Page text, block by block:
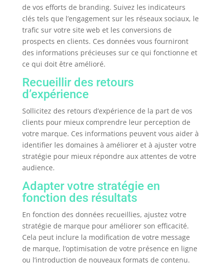
de vos efforts de branding. Suivez les indicateurs
clés tels que l’engagement sur les réseaux sociaux, le
trafic sur votre site web et les conversions de
prospects en clients. Ces données vous fourniront
des informations précieuses sur ce qui fonctionne et
ce qui doit être amélioré.
Recueillir des retours
d’expérience
Sollicitez des retours d’expérience de la part de vos
clients pour mieux comprendre leur perception de
votre marque. Ces informations peuvent vous aider à
identifier les domaines à améliorer et à ajuster votre
stratégie pour mieux répondre aux attentes de votre
audience.
Adapter votre stratégie en
fonction des résultats
En fonction des données recueillies, ajustez votre
stratégie de marque pour améliorer son efficacité.
Cela peut inclure la modification de votre message
de marque, l’optimisation de votre présence en ligne
ou l’introduction de nouveaux formats de contenu.